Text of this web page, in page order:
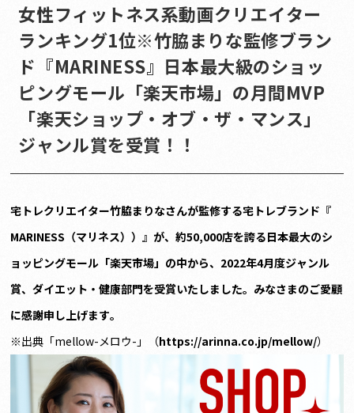
女性フィットネス系動画クリエイター
ランキング1位※竹脇まりな監修ブラン
ド『MARINESS』日本最大級のショッ
ピングモール「楽天市場」の月間MVP
「楽天ショップ・オブ・ザ・マンス」
ジャンル賞を受賞！！
宅トレクリエイター竹脇まりなさんが監修する宅トレブランド『
MARINESS（マリネス））』が、約50,000店を誇る日本最大のシ
ョッピングモール「楽天市場」の中から、2022年4月度ジャンル
賞、ダイエット・健康部門を受賞いたしました。みなさまのご愛顧
に感謝申し上げます。
※出典「mellow-メロウ-」（https://arinna.co.jp/mellow/）